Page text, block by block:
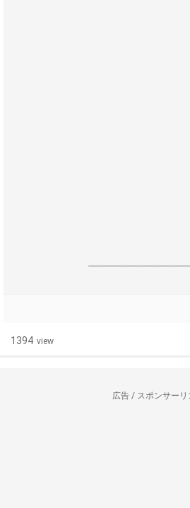
1394 view
広告 / スポンサーリ